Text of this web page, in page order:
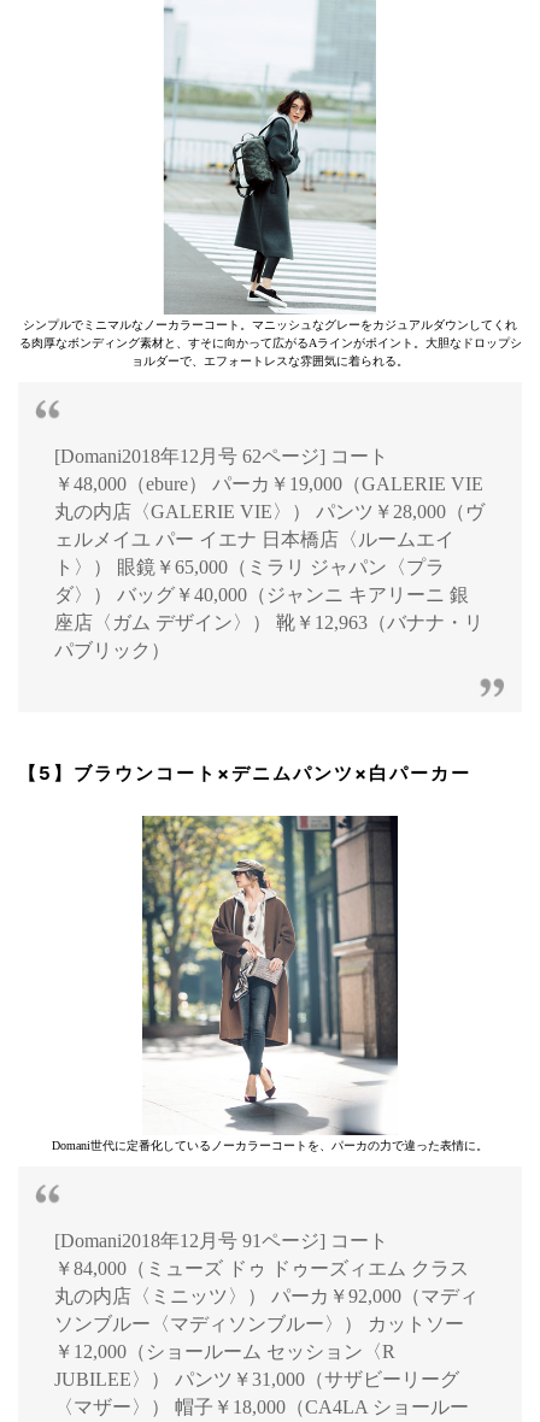
シンプルでミニマルなノーカラーコート。マニッシュなグレーをカジュアルダウンしてくれ
る肉厚なボンディング素材と、すそに向かって広がるAラインがポイント。大胆なドロップシ
ョルダーで、エフォートレスな雰囲気に着られる。
[Domani2018年12月号 62ページ] コート
￥48,000（ebure） パーカ￥19,000（GALERIE VIE
丸の内店〈GALERIE VIE〉） パンツ￥28,000（ヴ
ェルメイユ パー イエナ 日本橋店〈ルームエイ
ト〉） 眼鏡￥65,000（ミラリ ジャパン〈プラ
ダ〉） バッグ￥40,000（ジャンニ キアリーニ 銀
座店〈ガム デザイン〉） 靴￥12,963（バナナ・リ
パブリック）
【5】ブラウンコート×デニムパンツ×白パーカー
Domani世代に定番化しているノーカラーコートを、パーカの力で違った表情に。
[Domani2018年12月号 91ページ] コート
￥84,000（ミューズ ドゥ ドゥーズィエム クラス
丸の内店〈ミニッツ〉） パーカ￥92,000（マディ
ソンブルー〈マディソンブルー〉） カットソー
￥12,000（ショールーム セッション〈R
JUBILEE〉） パンツ￥31,000（サザビーリーグ
〈マザー〉） 帽子￥18,000（CA4LA ショールー